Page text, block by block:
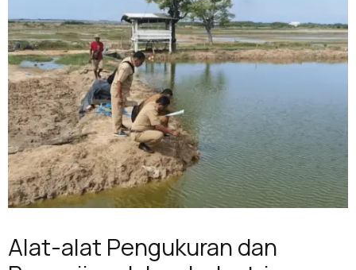
Alat-alat Pengukuran dan